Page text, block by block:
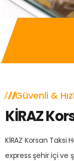
Güvenli &
KİRAZ
KİRAZ Korsan Taksi
express şehir içi ve